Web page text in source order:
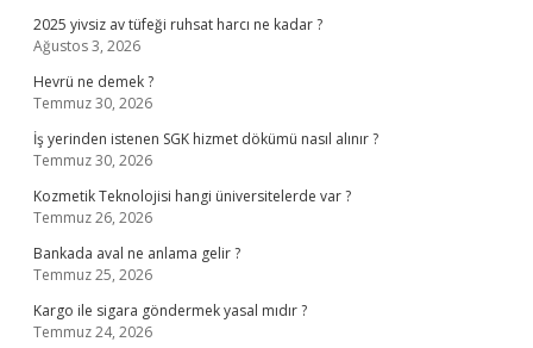
2025 yivsiz av tüfeği ruhsat harcı ne kadar ?
Ağustos 3, 2026
Hevrü ne demek ?
Temmuz 30, 2026
İş yerinden istenen SGK hizmet dökümü nasıl alınır ?
Temmuz 30, 2026
Kozmetik Teknolojisi hangi üniversitelerde var ?
Temmuz 26, 2026
Bankada aval ne anlama gelir ?
Temmuz 25, 2026
Kargo ile sigara göndermek yasal mıdır ?
Temmuz 24, 2026